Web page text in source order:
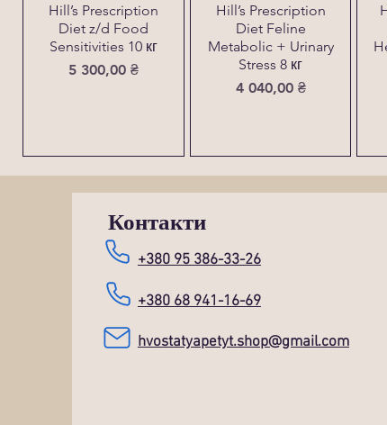
Hill’s Prescription
Diet z/d Food
Sensitivities 10 кг
Ціна
5 300,00 ₴
Hill’s Prescription
Diet Feline
Metabolic + Urinary
Stress 8 кг
Ціна
4 040,00 ₴
Контакти
+380 95 386-33-26
+380 68 941-16-69
hvostatyapetyt.shop@gmail.com